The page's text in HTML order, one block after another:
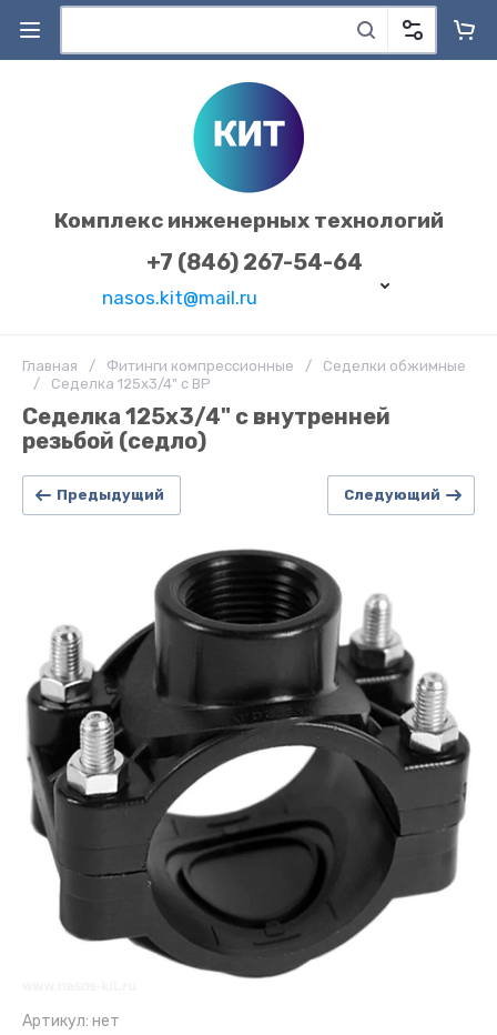
Комплекс инженерных технологий
+7 (846) 267-54-64
nasos.kit@mail.ru
Главная / Фитинги компрессионные /
Седелки обжимные
/
Седелка 125х3/4" с ВР
Седелка 125х3/4" с внутренней
резьбой (седло)
Предыдущий Следующий
Артикул: нет